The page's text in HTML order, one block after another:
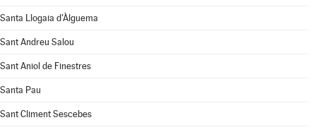
Santa Llogaia d'Àlguema
Sant Andreu Salou
Sant Aniol de Finestres
Santa Pau
Sant Climent Sescebes